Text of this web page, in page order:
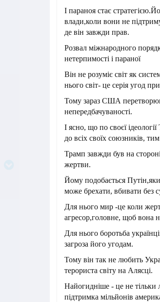
І параноя стає
влади,коли вони не
де він завжди прав.
Розвал міжнародного
нетерпимості і параної
Він не розуміє світ як
нього світ- це серія угод
Тому зараз США
непередбачуваності.
І ясно, що по своєї
до всіх своїх союзників,
Трамп завжди був на
жертви.
Йому подобається
може брехати, вбивати без
Для нього мир -це коли
агресор,головне, щоб вона
Для нього боротьба
загроза його угодам.
Тому він так не любить
терориста світу на Алясці.
Найогидніше - це не
підтримка мільйонів